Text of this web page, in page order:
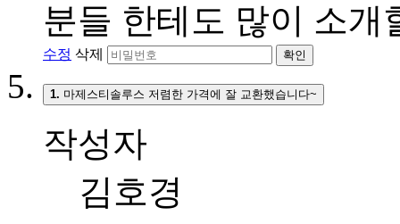
분들 한테도 많이 소개
수정 삭제 확인
1. 마제스티솔루스 저렴한 가격에 잘 교환했습니다~
작성자
김호경